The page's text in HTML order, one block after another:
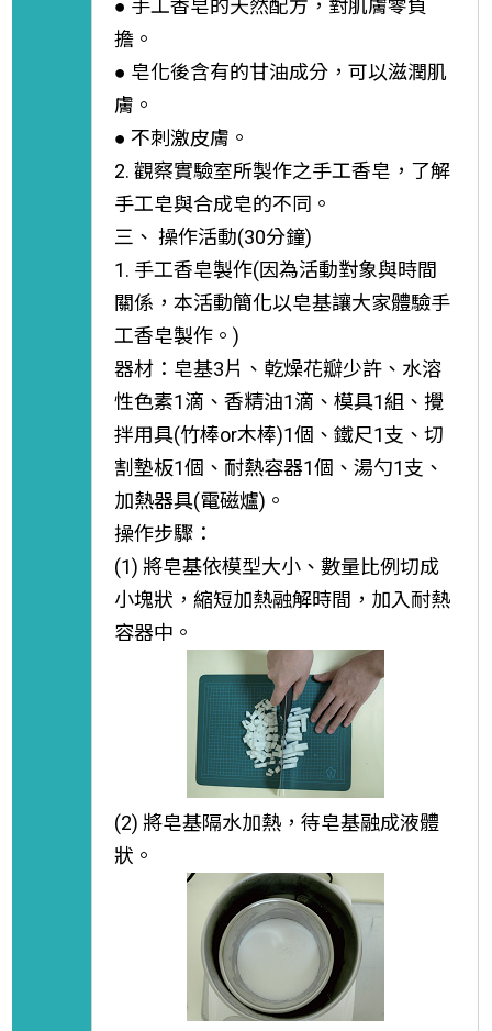
● 手工香皂的天然配方，對肌膚零負
擔。
● 皂化後含有的甘油成分，可以滋潤肌
膚。
● 不刺激皮膚。
2. 觀察實驗室所製作之手工香皂，了解
手工皂與合成皂的不同。
三、 操作活動(30分鐘)
1. 手工香皂製作(因為活動對象與時間
關係，本活動簡化以皂基讓大家體驗手
工香皂製作。)
器材：皂基3片、乾燥花瓣少許、水溶
性色素1滴、香精油1滴、模具1組、攪
拌用具(竹棒or木棒)1個、鐵尺1支、切
割墊板1個、耐熱容器1個、湯勺1支、
加熱器具(電磁爐)。
操作步驟：
(1) 將皂基依模型大小、數量比例切成
小塊狀，縮短加熱融解時間，加入耐熱
容器中。
(2) 將皂基隔水加熱，待皂基融成液體
狀。